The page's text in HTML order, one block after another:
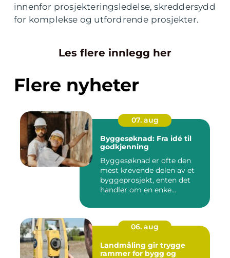
innenfor prosjekteringsledelse, skreddersydd
for komplekse og utfordrende prosjekter.
Les flere innlegg her
Flere nyheter
07. aug
Byggesøknad: Fra idé til
godkjenning
Byggesøknad er ofte den
mest krevende delen av et
byggeprosjekt, enten det
handler om en enke...
06. aug
Landmåling gir trygge
rammer for bygg og